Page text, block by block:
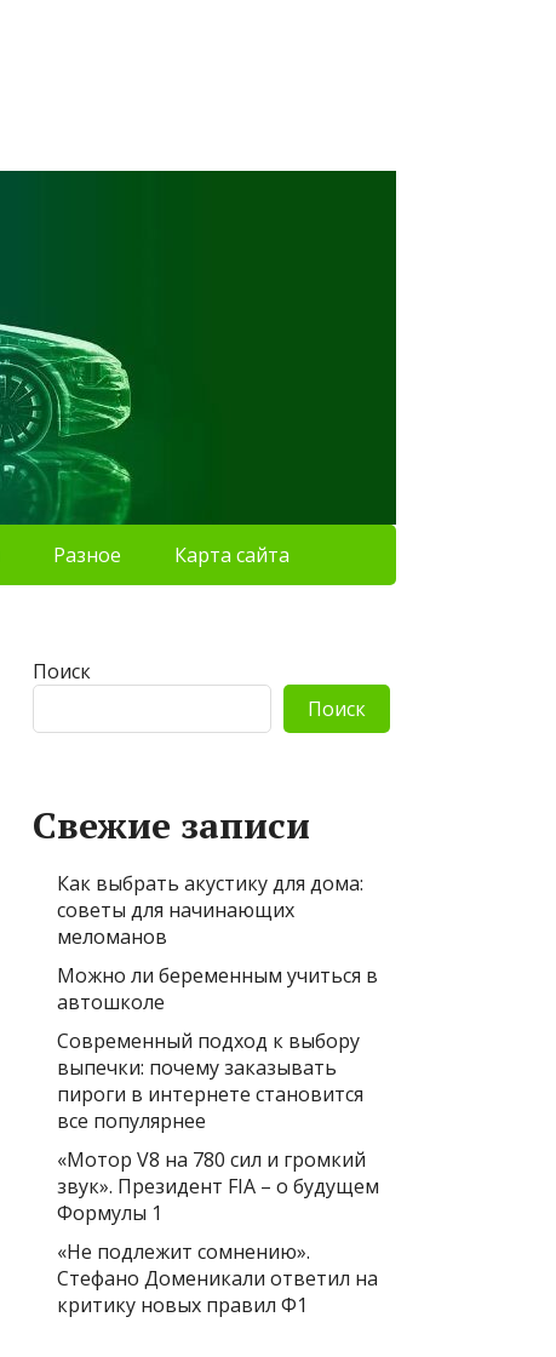
Разное Карта сайта
Поиск
Поиск
Свежие записи
Как выбрать акустику для дома:
советы для начинающих
меломанов
Можно ли беременным учиться в
автошколе
Современный подход к выбору
выпечки: почему заказывать
пироги в интернете становится
все популярнее
«Мотор V8 на 780 сил и громкий
звук». Президент FIA – о будущем
Формулы 1
«Не подлежит сомнению».
Стефано Доменикали ответил на
критику новых правил Ф1